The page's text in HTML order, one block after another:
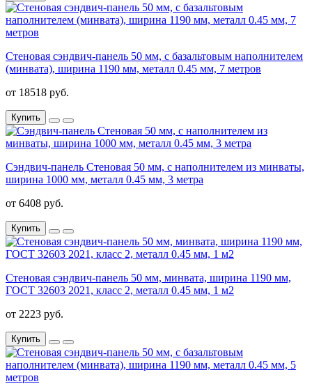
Стеновая сэндвич-панель 50 мм, с базальтовым наполнителем
(минвата), ширина 1190 мм, металл 0.45 мм, 7 метров
от 18518 руб.
Купить
Сэндвич-панель Стеновая 50 мм, с наполнителем из минваты,
ширина 1000 мм, металл 0.45 мм, 3 метра
от 6408 руб.
Купить
Стеновая сэндвич-панель 50 мм, минвата, ширина 1190 мм,
ГОСТ 32603 2021, класс 2, металл 0.45 мм, 1 м2
от 2223 руб.
Купить